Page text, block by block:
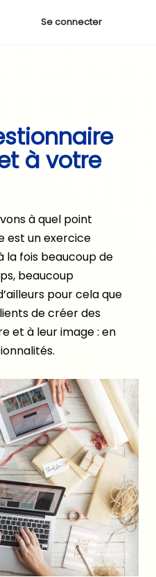
Se connecter
à votre
à quel point
est un exercice
la fois beaucoup de
beaucoup
pour cela que
de créer des
et à leur image : en